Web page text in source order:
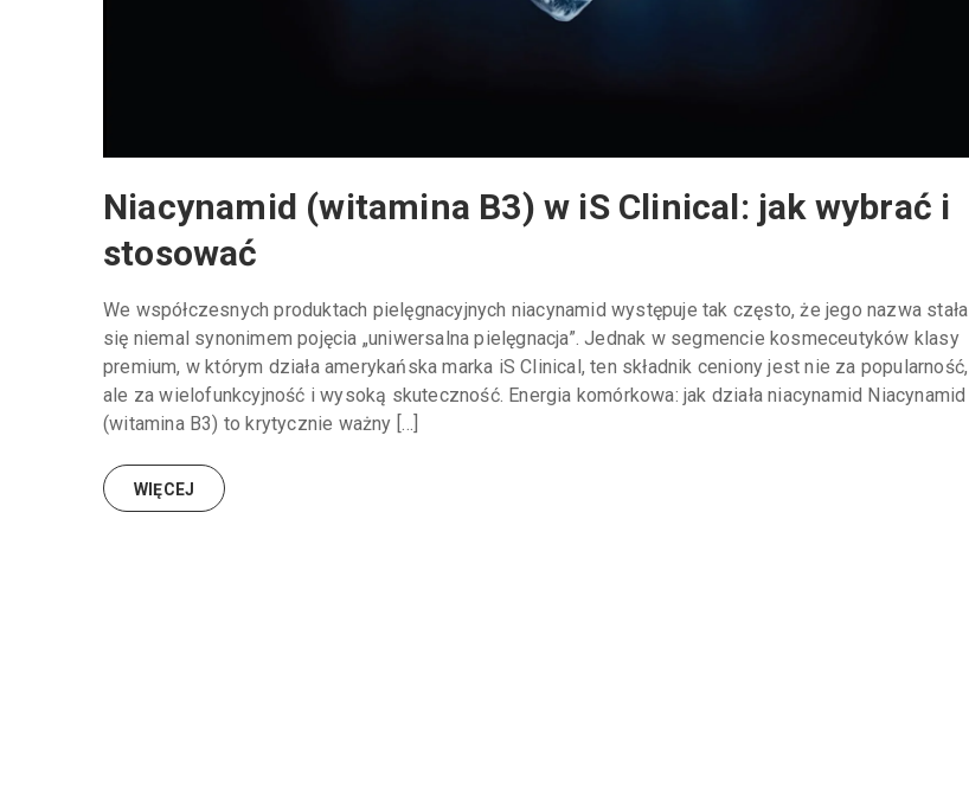
Niacynamid (witamina B3) w iS Clinical: jak wybrać i
stosować
We współczesnych produktach pielęgnacyjnych niacynamid występuje tak często, że jego nazwa stała
się niemal synonimem pojęcia „uniwersalna pielęgnacja”. Jednak w segmencie kosmeceutyków klasy
premium, w którym działa amerykańska marka iS Clinical, ten składnik ceniony jest nie za popularność,
ale za wielofunkcyjność i wysoką skuteczność. Energia komórkowa: jak działa niacynamid Niacynamid
(witamina B3) to krytycznie ważny […]
WIĘCEJ